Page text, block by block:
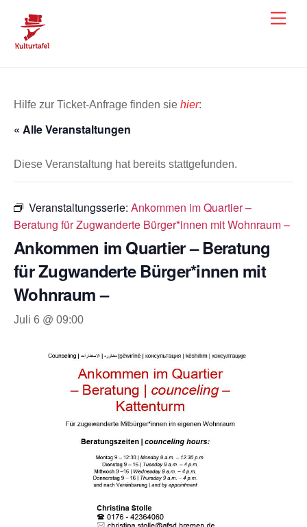
content
Hilfe zur Ticket-Anfrage finden sie hier:
« Alle Veranstaltungen
Diese Veranstaltung hat bereits stattgefunden.
Veranstaltungsserie: Ankommen im Quartier –
Beratung für Zugwanderte Bürger*innen mit Wohnraum –
Ankommen im Quartier – Beratung
für Zugwanderte Bürger*innen mit
Wohnraum –
Juli 6 @ 09:00